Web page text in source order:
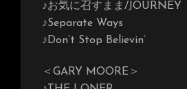
♪お気に召すまま/JOURNEY
♪Separate Ways
♪Don’t Stop Believin’
＜GARY MOORE＞